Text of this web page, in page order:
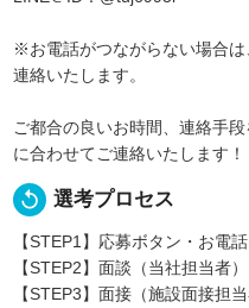
※お電話がつながらない場合
連絡いたします。
ご都合の良いお時間、連絡手
に合わせてご連絡いたします！
replay 選考プロセス
【STEP1】応募ボタン・お電
【STEP2】面談（当社担当者）
【STEP3】面接（施設面接担当